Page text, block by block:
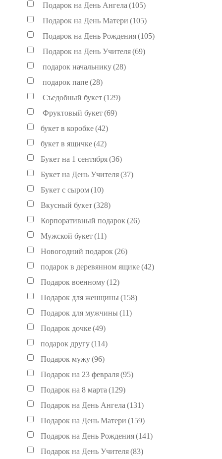
Подарок на День Ангела (105)
Подарок на День Матери (105)
Подарок на День Рождения(105)
Подарок на День Учителя(69)
подарок начальнику(28)
подарок папе(28)
Съедобный букет(129)
Фруктовый букет(69)
букет в коробке(42)
букет в ящичке(42)
Букет на 1 сентября(36)
Букет на День Учителя(37)
Букет с сыром(10)
Вкусный букет(328)
Корпоративный подарок (26)
Мужской букет(11)
Новогодний подарок (26)
подарок в деревянном ящике(42)
Подарок военному(12)
Подарок для женщины (158)
Подарок для мужчины (11)
Подарок дочке(49)
подарок другу(114)
Подарок мужу(96)
Подарок на 23 февраля(95)
Подарок на 8 марта (129)
Подарок на День Ангела (131)
Подарок на День Матери (159)
Подарок на День Рождения(141)
Подарок на День Учителя(83)